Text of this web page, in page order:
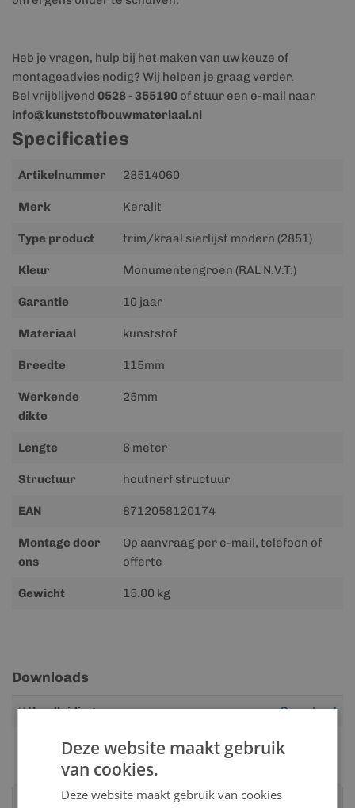
Heb je vragen, hulp bij het maken van uw keuze of
montageadvies nodig? Wij helpen je graag verder.
Bel vrijblijvend 0528 - 355190 of stuur een e-mail naar
info@kunststofbouwmateriaal.nl
Specificaties
Meer
Artikelnummer 28514060
Merk Keralit
Type product trim/kraal sierlijst modern (2851)
Kleur Monumentengroen (RAL N.V.T.)
Garantie 10 jaar
Materiaal kunststof
Breedte 115mm
Werkende
dikte
25mm
Lengte 6 meter
Structuur houtnerf structuur
EAN 8712058120174
Montage door
ons
Op aanvraag per e-mail, telefoon of
offerte
Gewicht 15.00 kg
Downloads
Meer
Handleiding Download
Advies nodig?
Deze website maakt gebruik
van cookies.
Deze website maakt gebruik van cookies